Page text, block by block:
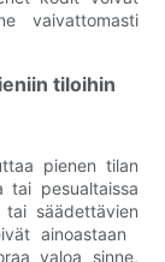
vaivattomasti
tiloihin
pienen tilan
tai pesualtaissa
tai säädettävien
ainoastaan
valoa sinne,